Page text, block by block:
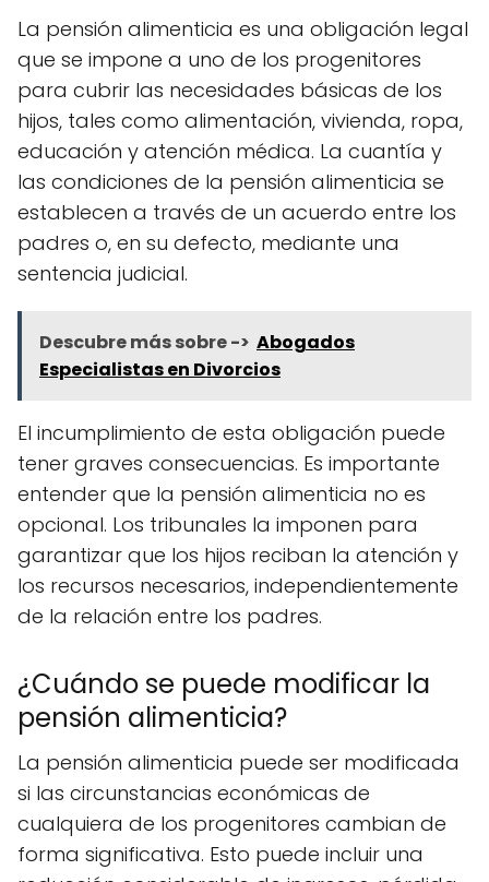
La pensión alimenticia es una obligación legal
que se impone a uno de los progenitores
para cubrir las necesidades básicas de los
hijos, tales como alimentación, vivienda, ropa,
educación y atención médica. La cuantía y
las condiciones de la pensión alimenticia se
establecen a través de un acuerdo entre los
padres o, en su defecto, mediante una
sentencia judicial.
Descubre más sobre -> Abogados
Especialistas en Divorcios
El incumplimiento de esta obligación puede
tener graves consecuencias. Es importante
entender que la pensión alimenticia no es
opcional. Los tribunales la imponen para
garantizar que los hijos reciban la atención y
los recursos necesarios, independientemente
de la relación entre los padres.
¿Cuándo se puede modificar la
pensión alimenticia?
La pensión alimenticia puede ser modificada
si las circunstancias económicas de
cualquiera de los progenitores cambian de
forma significativa. Esto puede incluir una